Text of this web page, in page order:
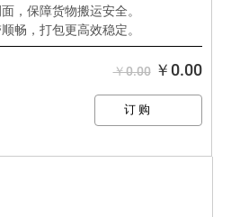
，保障货物搬运安全。
畅，打包更高效稳定。
￥0.00￥0.00